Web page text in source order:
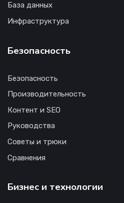
База данных
Инфраструктура
Безопасность
Безопасность
Производительность
Контент и SEO
Руководства
Советы и трюки
Сравнения
Бизнес и технологии